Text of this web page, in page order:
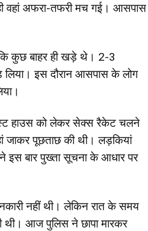
वहां अफरा-तफरी मच गई। आसपास
कुछ बाहर ही खड़े थे। 2-3
लिया। इस दौरान आसपास के लोग
हाउस को लेकर सेक्स रैकेट चलने
जाकर पूछताछ की थी। लड़कियां
इस बार पुख्ता सूचना के आधार पर
नहीं थी। लेकिन रात के समय
आज पुलिस ने छापा मारकर